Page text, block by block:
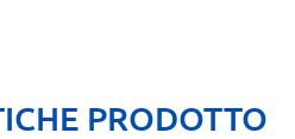
PRODOTTO